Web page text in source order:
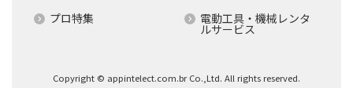
プロ特集
電動工具・機械レンタ
ルサービス
Copyright © appintelect.com.br Co.,Ltd. All rights reserved.